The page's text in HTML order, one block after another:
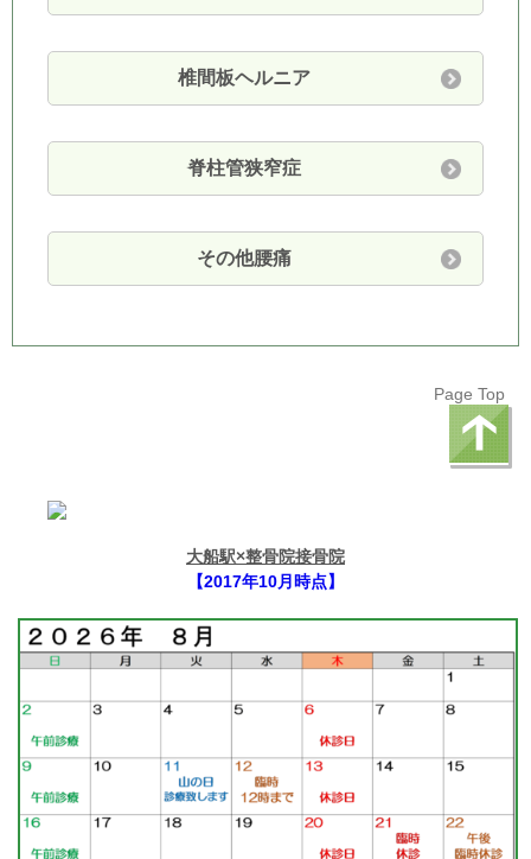
椎間板ヘルニア
脊柱管狭窄症
その他腰痛
Page Top
大船駅×整骨院接骨院
【2017年10月時点】